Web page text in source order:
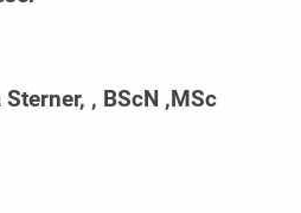
Sterner, , BScN ,MSc